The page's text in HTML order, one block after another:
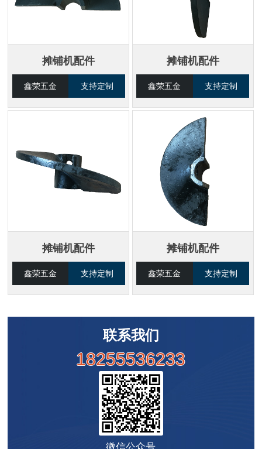
摊铺机配件
鑫荣五金 支持定制
摊铺机配件
鑫荣五金 支持定制
摊铺机配件
鑫荣五金 支持定制
摊铺机配件
鑫荣五金 支持定制
联系我们
18255536233
微信公众号